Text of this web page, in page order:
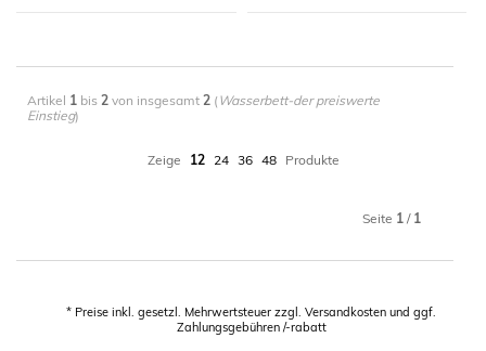
Artikel 1 bis 2 von insgesamt 2 (Wasserbett-der preiswerte
Einstieg)
Zeige 12 24 36 48 Produkte
Seite 1 / 1
* Preise inkl. gesetzl. Mehrwertsteuer zzgl. Versandkosten und ggf.
Zahlungsgebühren /-rabatt